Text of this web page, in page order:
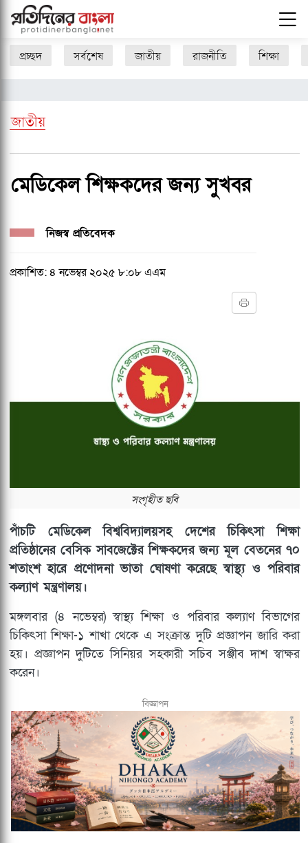
প্রচ্ছদ সর্বশেষ জাতীয় রাজনীতি শিক্ষা
জাতীয়
মেডিকেল শিক্ষকদের জন্য সুখবর
নিজস্ব প্রতিবেদক
প্রকাশিত: ৪ নভেম্বর ২০২৫ ৮:০৮ এএম
সংগৃহীত ছবি
পাঁচটি মেডিকেল বিশ্ববিদ্যালয়সহ দেশের চিকিৎসা শিক্ষা
প্রতিষ্ঠানের বেসিক সাবজেক্টের শিক্ষকদের জন্য মূল বেতনের ৭০
শতাংশ হারে প্রণোদনা ভাতা ঘোষণা করেছে স্বাস্থ্য ও পরিবার
কল্যাণ মন্ত্রণালয়।
মঙ্গলবার (৪ নভেম্বর) স্বাস্থ্য শিক্ষা ও পরিবার কল্যাণ বিভাগের
চিকিৎসা শিক্ষা-১ শাখা থেকে এ সংক্রান্ত দুটি প্রজ্ঞাপন জারি করা
হয়। প্রজ্ঞাপন দুটিতে সিনিয়র সহকারী সচিব সঞ্জীব দাশ স্বাক্ষর
করেন।
বিজ্ঞাপন